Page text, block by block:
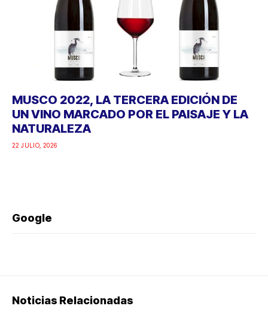
MUSCO 2022, LA TERCERA EDICIÓN DE
UN VINO MARCADO POR EL PAISAJE Y LA
NATURALEZA
22 JULIO, 2026
Google
Noticias Relacionadas